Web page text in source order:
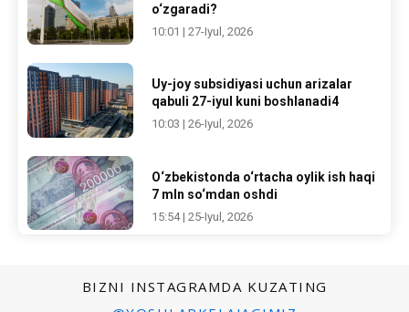
o‘zgaradi?
10:01 | 27-Iyul, 2026
Uy-joy subsidiyasi uchun arizalar
qabuli 27-iyul kuni boshlanadi4
10:03 | 26-Iyul, 2026
O‘zbekistonda o‘rtacha oylik ish haqi
7 mln so‘mdan oshdi
15:54 | 25-Iyul, 2026
BIZNI INSTAGRAMDA KUZATING